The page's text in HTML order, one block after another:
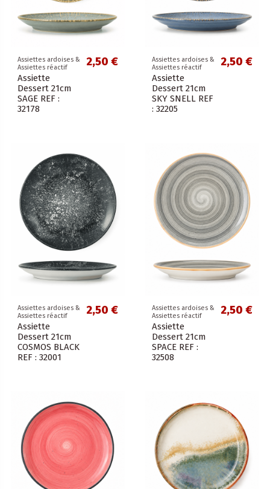
Assiettes ardoises &
Assiettes réactif
Assiette
Dessert 21cm
SAGE REF :
32178
2,50 €
Assiettes ardoises &
Assiettes réactif
Assiette
Dessert 21cm
SKY SNELL REF
: 32205
2,50 €
Assiettes ardoises &
Assiettes réactif
Assiette
Dessert 21cm
COSMOS BLACK
REF : 32001
2,50 €
Assiettes ardoises &
Assiettes réactif
Assiette
Dessert 21cm
SPACE REF :
32508
2,50 €